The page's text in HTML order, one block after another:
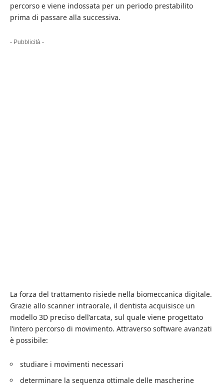
percorso e viene indossata per un periodo prestabilito
prima di passare alla successiva.
- Pubblicità -
La forza del trattamento risiede nella biomeccanica digitale.
Grazie allo scanner intraorale, il dentista acquisisce un
modello 3D preciso dell’arcata, sul quale viene progettato
l’intero percorso di movimento. Attraverso software avanzati
è possibile:
studiare i movimenti necessari
determinare la sequenza ottimale delle mascherine